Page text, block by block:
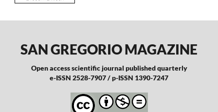
SAN GREGORIO MAGAZINE
Open access scientific journal published quarterly
e-ISSN 2528-7907 / p-ISSN 1390-7247